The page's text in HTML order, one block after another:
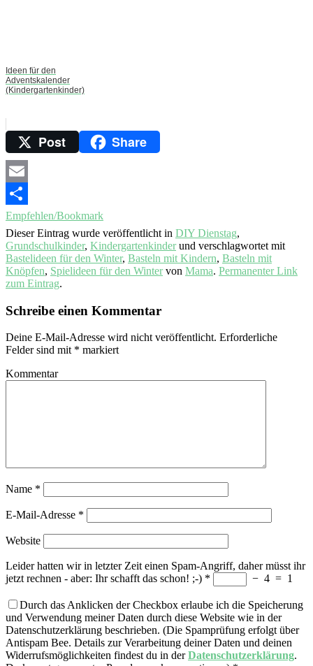
Ideen für den
Adventskalender
(Kindergartenkinder)
Post Share
Email
Empfehlen/Bookmark
Dieser Eintrag wurde veröffentlicht in DIY Dienstag,
Grundschulkinder, Kindergartenkinderund verschlagwortet mit
Bastelideen für den Winter, Basteln mit Kindern, Basteln mit
Knöpfen, Spielideen für den Wintervon Mama. Permanenter Link
zum Eintrag.
Schreibe einen Kommentar
Deine E-Mail-Adresse wird nicht veröffentlicht. Erforderliche
Felder sind mit * markiert
Kommentar
Name *
E-Mail-Adresse *
Website
Leider hatten wir in letzter Zeit einen Spam-Angriff, daher müsst ihr
jetzt rechnen - aber: Ihr schafft das schon! ;-) * − 4 = 1
Durch das Anklicken der Checkbox erlaube ich die Speicherung
und Verwendung meiner Daten durch diese Website wie in der
Datenschutzerklärung beschrieben. (Die Spamprüfung erfolgt über
Antispam Bee. Details zur Verarbeitung deiner Daten und deinen
Widerrufsmöglichkeiten findest du in derDatenschutzerklärung.